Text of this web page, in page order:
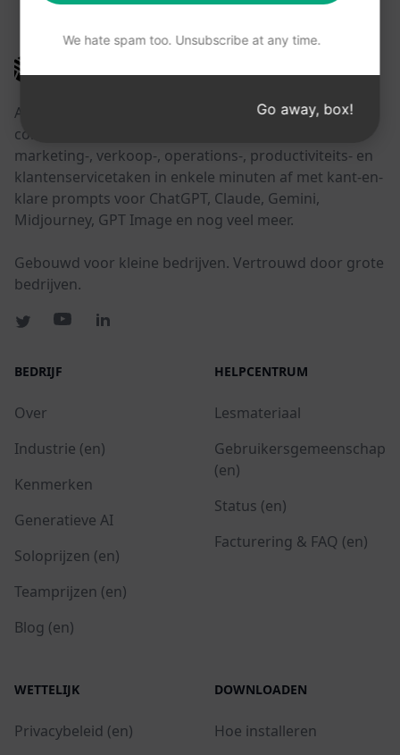
DEZE LINKS KUNNEN NUTTIG ZIJN
AIPRM
AIPRM is een tool voor promptbeheer en een
community-gedreven promptbibliotheek. Rond
marketing-, verkoop-, operations-, productiviteits- en
klantenservicetaken in enkele minuten af met kant-en-
klare prompts voor ChatGPT, Claude, Gemini,
Midjourney, GPT Image en nog veel meer.
Gebouwd voor kleine bedrijven. Vertrouwd door grote
bedrijven.
BEDRIJF
Over
Industrie (en)
Kenmerken
Generatieve AI
Soloprijzen (en)
Teamprijzen (en)
Blog (en)
HELPCENTRUM
Lesmateriaal
Gebruikersgemeenschap
(en)
Status (en)
Facturering & FAQ (en)
WETTELIJK
Privacybeleid (en)
DOWNLOADEN
Hoe installeren
We hate spam too. Unsubscribe at any time.
Go away, box!